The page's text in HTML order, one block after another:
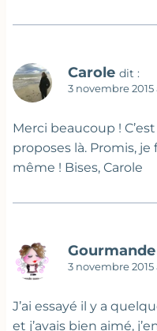
Carole dit :
3 novembre 2015
Merci beaucoup !
proposes là. Promis,
même ! Bises, Carole
3 novembre 2015
J’ai essayé il y a
et j’avais bien aimé,